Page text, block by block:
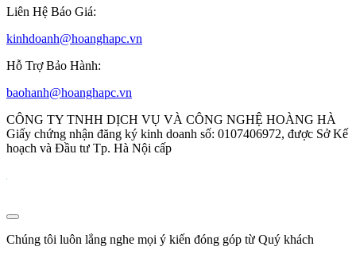
Liên Hệ Báo Giá:
kinhdoanh@hoanghapc.vn
Hỗ Trợ Bảo Hành:
baohanh@hoanghapc.vn
CÔNG TY TNHH DỊCH VỤ VÀ CÔNG NGHỆ HOÀNG HÀ
Giấy chứng nhận đăng ký kinh doanh số: 0107406972, được Sở Kế
hoạch và Đầu tư Tp. Hà Nội cấp
Chúng tôi luôn lắng nghe mọi ý kiến đóng góp từ Quý khách